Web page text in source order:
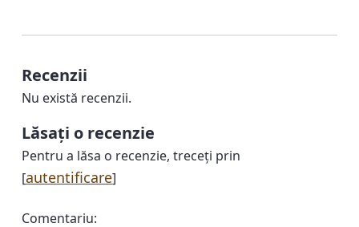
Recenzii
Nu există recenzii.
Lăsați o recenzie
Pentru a lăsa o recenzie, treceți prin
[autentificare]
Comentariu: